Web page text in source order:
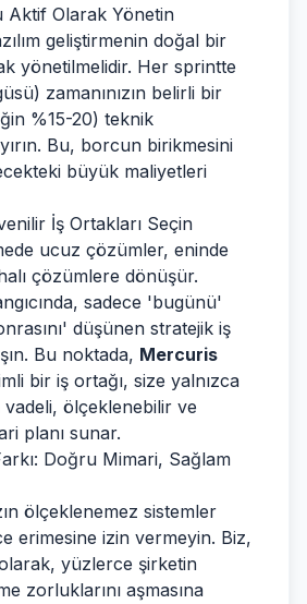
Aktif Olarak Yönetin
geliştirmenin doğal bir
yönetilmelidir. Her sprintte
zamanınızın belirli bir
%15-20) teknik
Bu, borcun birikmesini
büyük maliyetleri
İş Ortakları Seçin
ucuz çözümler, eninde
çözümlere dönüşür.
sadece 'bugünü'
düşünen stratejik iş
Bu noktada, Mercuris
bir iş ortağı, size yalnızca
ölçeklenebilir ve
planı sunar.
Doğru Mimari, Sağlam
ölçeklenemez sistemler
erimesine izin vermeyin. Biz,
yüzlerce şirketin
zorluklarını aşmasına